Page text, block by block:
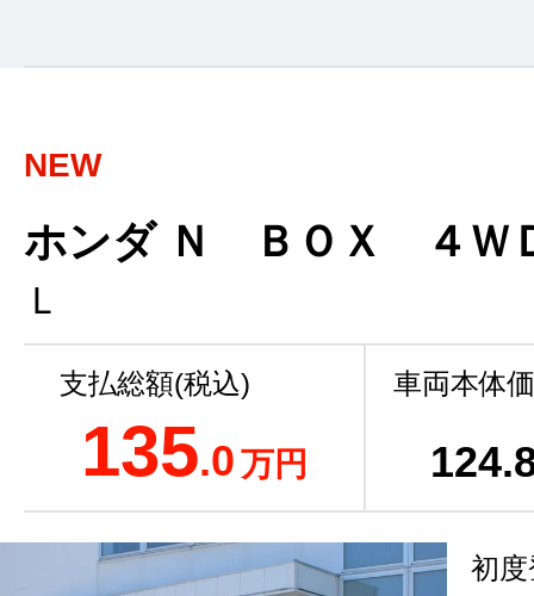
NEW
ホンダ Ｎ ＢＯＸ ４Ｗ
Ｌ
支払総額(税込)
135.0万円
車両本体
124
初